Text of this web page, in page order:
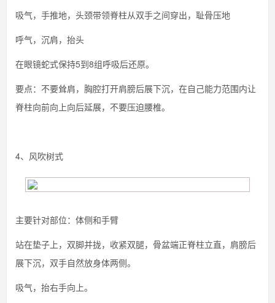
吸气，手推地，头颈带领脊柱从双手之间穿出，耻骨压地
呼气，沉肩，抬头
在眼镜蛇式保持5到8组呼吸后还原。
要点：不要耸肩，胸腔打开肩膀后展下沉，在自己能力范围内让
脊柱向前向上向后延展，不要压迫腰椎。
4、风吹树式
主要针对部位：体侧和手臂
站在垫子上，双脚并拢，收紧双腿，骨盆端正脊柱立直，肩膀后
展下沉，双手自然放身体两侧。
吸气，抬右手向上。